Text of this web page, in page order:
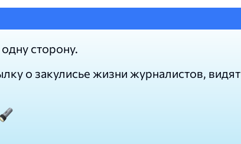
сторону.
о закулисье жизни журналистов, видят